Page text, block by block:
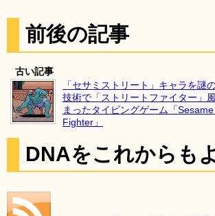
前後の記事
古い記事
「セサミストリート」キャラを謎
技術で「ストリートファイター」
まったタイピングゲーム「
Fighter」
DNAをこれからも